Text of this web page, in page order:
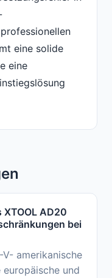
eine solide
eine
XTOOL AD20
bei
amerikanische
und